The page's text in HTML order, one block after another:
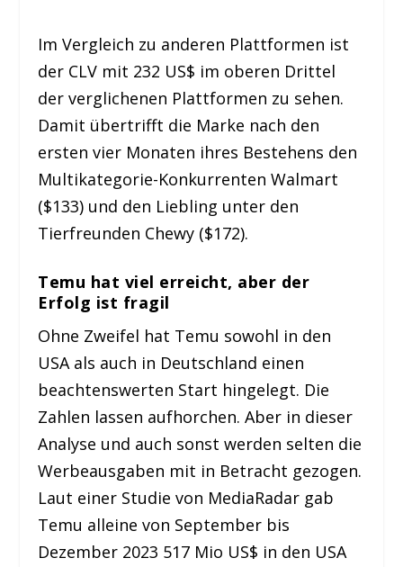
Im Vergleich zu anderen Plattformen ist
der CLV mit 232 US$ im oberen Drittel
der verglichenen Plattformen zu sehen.
Damit übertrifft die Marke nach den
ersten vier Monaten ihres Bestehens den
Multikategorie-Konkurrenten Walmart
($133) und den Liebling unter den
Tierfreunden Chewy ($172).
Temu hat viel erreicht, aber der
Erfolg ist fragil
Ohne Zweifel hat Temu sowohl in den
USA als auch in Deutschland einen
beachtenswerten Start hingelegt. Die
Zahlen lassen aufhorchen. Aber in dieser
Analyse und auch sonst werden selten die
Werbeausgaben mit in Betracht gezogen.
Laut einer Studie von MediaRadar gab
Temu alleine von September bis
Dezember 2023 517 Mio US$ in den USA